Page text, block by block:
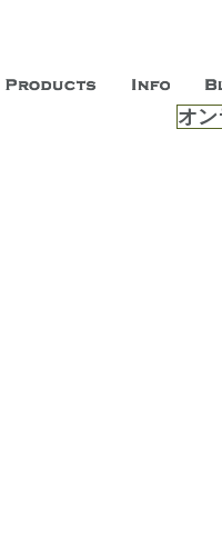
内面から輝
お客様のもつ「自らしい美し
する総合エステサロンです。
オ